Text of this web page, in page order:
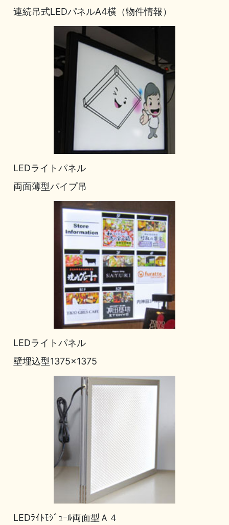
連続吊式LEDパネルA4横（物件情報）
LEDライトパネル
両面薄型パイプ吊
LEDライトパネル
壁埋込型1375×1375
LEDﾗｲﾄﾓｼﾞｭｰﾙ両面型Ａ４